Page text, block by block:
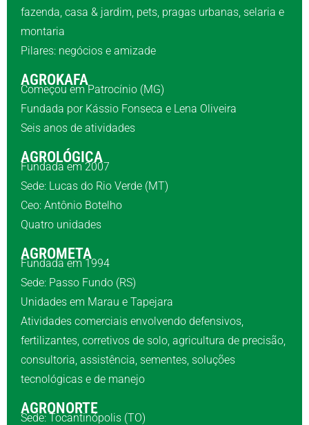
fazenda, casa & jardim, pets, pragas urbanas, selaria e
montaria
Pilares: negócios e amizade
AGROKAFA
Começou em Patrocínio (MG)
Fundada por Kássio Fonseca e Lena Oliveira
Seis anos de atividades
AGROLÓGICA
Fundada em 2007
Sede: Lucas do Rio Verde (MT)
Ceo: Antônio Botelho
Quatro unidades
AGROMETA
Fundada em 1994
Sede: Passo Fundo (RS)
Unidades em Marau e Tapejara
Atividades comerciais envolvendo defensivos,
fertilizantes, corretivos de solo, agricultura de precisão,
consultoria, assistência, sementes, soluções
tecnológicas e de manejo
AGRONORTE
Sede: Tocantinópolis (TO)